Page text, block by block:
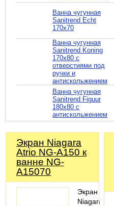
Ванна чугунная
Sanitrend Echt
170х70
Ванна чугунная
Sanitrend Koning
170х80 с
отверстиями под
ручки и
антискольжением
Ванна чугунная
Sanitrend Figuur
180х80 с
антискольжением
Экран Niagara
Atrio NG-A150 к
ванне NG-
A15070
Экран
Niagara